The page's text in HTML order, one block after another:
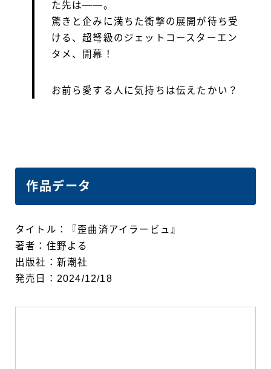
た先は――。
驚きと企みに満ちた衝撃の展開が待ち受
ける、超弩級のジェットコースターエン
タメ、開幕！
お前ら愛する人に気持ちは伝えたかい？
作品データ
タイトル：『歪曲済アイラービュ』
著者：住野よる
出版社：新潮社
発売日：2024/12/18